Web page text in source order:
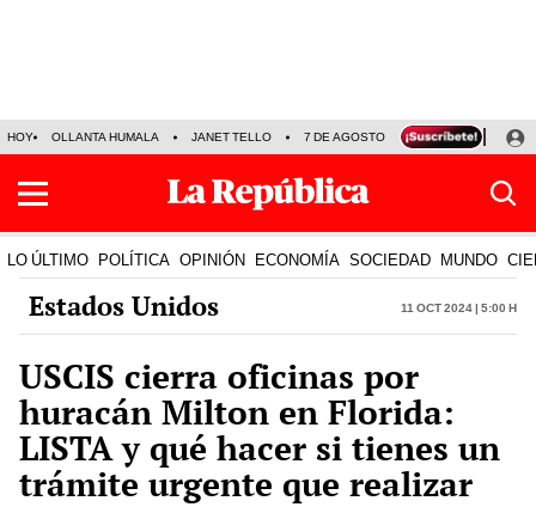
HOY OLLANTA HUMALA JANET TELLO 7 DE AGOSTO TINKA RESULTADOS
LO ÚLTIMO POLÍTICA OPINIÓN ECONOMÍA SOCIEDAD MUNDO
Estados Unidos 11 Oct 2024 | 5:00 h
USCIS cierra oficinas por
huracán Milton en Florida:
LISTA y qué hacer si tienes un
trámite urgente que realizar